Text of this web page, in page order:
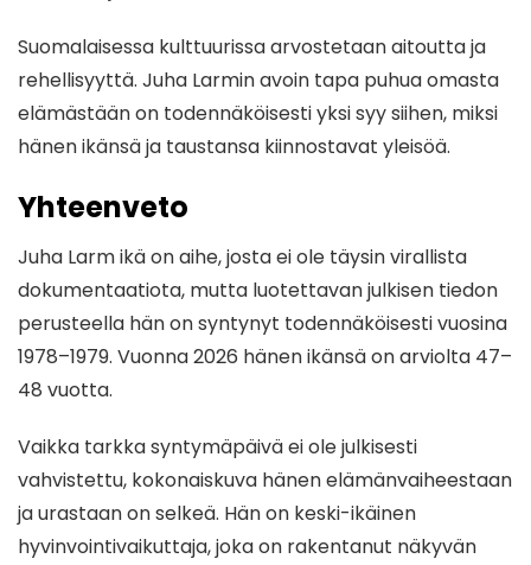
Suomalaisessa kulttuurissa arvostetaan aitoutta ja
rehellisyyttä. Juha Larmin avoin tapa puhua omasta
elämästään on todennäköisesti yksi syy siihen, miksi
hänen ikänsä ja taustansa kiinnostavat yleisöä.
Yhteenveto
Juha Larm ikä on aihe, josta ei ole täysin virallista
dokumentaatiota, mutta luotettavan julkisen tiedon
perusteella hän on syntynyt todennäköisesti vuosina
1978–1979. Vuonna 2026 hänen ikänsä on arviolta 47–
48 vuotta.
Vaikka tarkka syntymäpäivä ei ole julkisesti
vahvistettu, kokonaiskuva hänen elämänvaiheestaan
ja urastaan on selkeä. Hän on keski-ikäinen
hyvinvointivaikuttaja, joka on rakentanut näkyvän